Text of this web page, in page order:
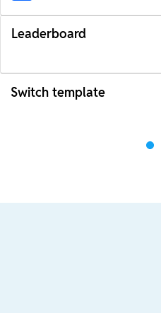
Leaderboard
Switch template